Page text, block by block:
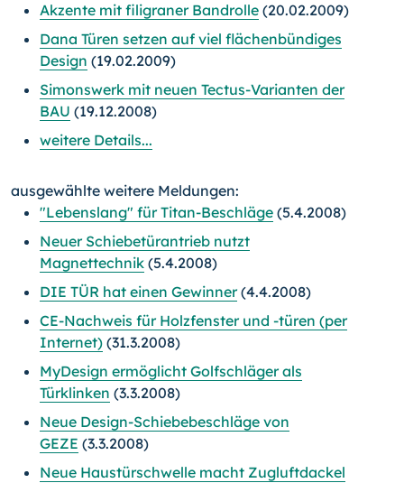
Akzente mit filigraner Bandrolle (20.02.2009)
Dana Türen setzen auf viel flächenbündiges
Design (19.02.2009)
Simonswerk mit neuen Tectus-Varianten der
BAU (19.12.2008)
weitere Details...
ausgewählte weitere Meldungen:
"Lebenslang" für Titan-Beschläge (5.4.2008)
Neuer Schiebetürantrieb nutzt
Magnettechnik (5.4.2008)
DIE TÜR hat einen Gewinner(4.4.2008)
CE-Nachweis für Holzfenster und -türen (per
Internet) (31.3.2008)
MyDesign ermöglicht Golfschläger als
Türklinken (3.3.2008)
Neue Design-Schiebebeschläge von
GEZE (3.3.2008)
Neue Haustürschwelle macht Zugluftdackel